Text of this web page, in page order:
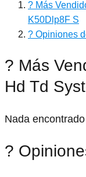
? Más
K50Dlp8F S
? Opiniones
? Más
Hd Td
Nada encontrado
?